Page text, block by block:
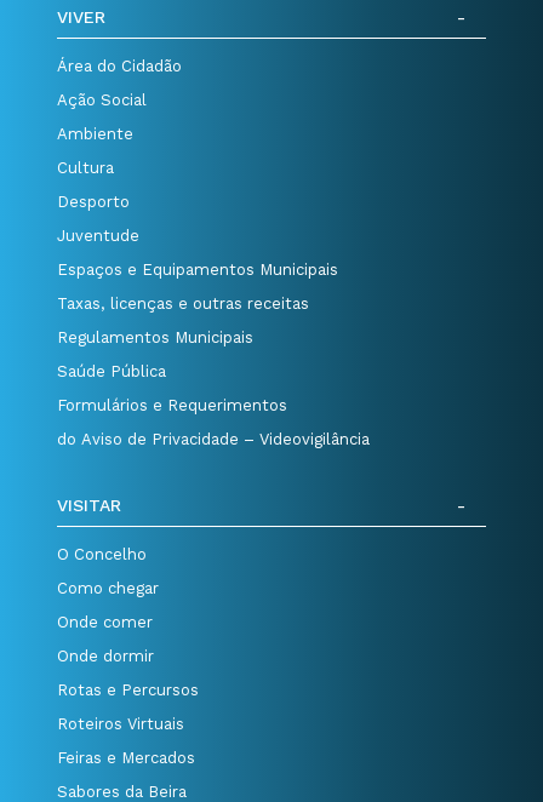
VIVER
Área do Cidadão
Ação Social
Ambiente
Cultura
Desporto
Juventude
Espaços e Equipamentos Municipais
Taxas, licenças e outras receitas
Regulamentos Municipais
Saúde Pública
Formulários e Requerimentos
do Aviso de Privacidade – Videovigilância
VISITAR
O Concelho
Como chegar
Onde comer
Onde dormir
Rotas e Percursos
Roteiros Virtuais
Feiras e Mercados
Sabores da Beira